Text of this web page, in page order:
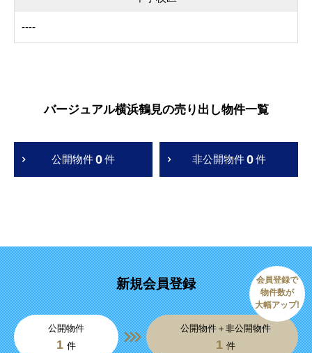
----
バージュアル横浜鶴見の売り出し物件一覧
公開物件0件 非公開物件 0 件
新規会員登録
公開物件
1 件
公開物件＋非公開物件
1 件
会員登録で
物件数が
大幅アップ!